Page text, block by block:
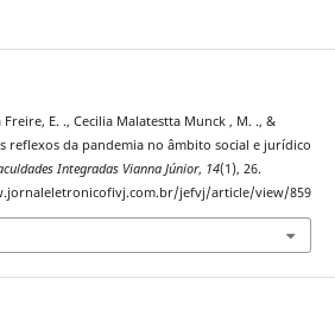
Freire, E. ., Cecilia Malatestta Munck , M. ., &
reflexos da pandemia no âmbito social e jurídico
Integradas Vianna Júnior, 14(1), 26.
jefvj/article/view/859